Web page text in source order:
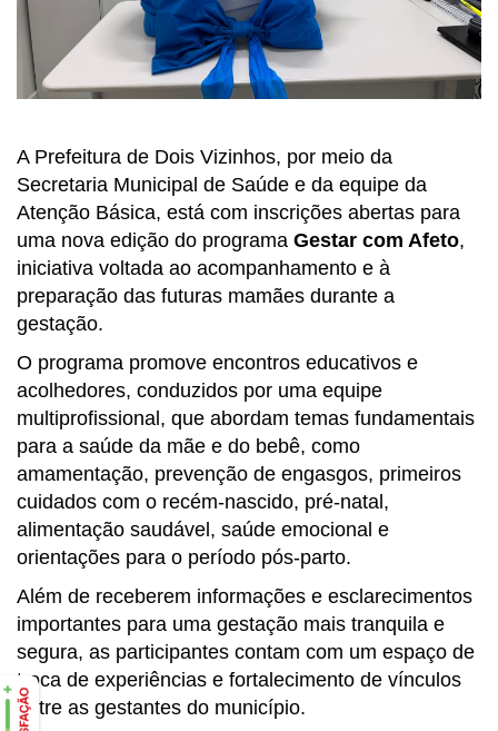
A Prefeitura de Dois Vizinhos, por meio da
Secretaria Municipal de Saúde e da equipe da
Atenção Básica, está com inscrições abertas para
uma nova edição do programa Gestar com Afeto,
iniciativa voltada ao acompanhamento e à
preparação das futuras mamães durante a
gestação.
O programa promove encontros educativos e
acolhedores, conduzidos por uma equipe
multiprofissional, que abordam temas fundamentais
para a saúde da mãe e do bebê, como
amamentação, prevenção de engasgos, primeiros
cuidados com o recém-nascido, pré-natal,
alimentação saudável, saúde emocional e
orientações para o período pós-parto.
Além de receberem informações e esclarecimentos
importantes para uma gestação mais tranquila e
segura, as participantes contam com um espaço de
troca de experiências e fortalecimento de vínculos
entre as gestantes do município.